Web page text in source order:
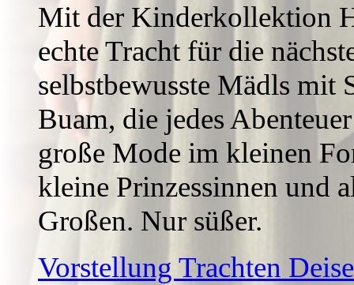
Mit der Kinderkollektion
echte Tracht für die
selbstbewusste Mädls mit
Buam, die jedes
große Mode im kleinen
kleine Prinzessinnen und
Großen. Nur süßer.
Vorstellung Trachten